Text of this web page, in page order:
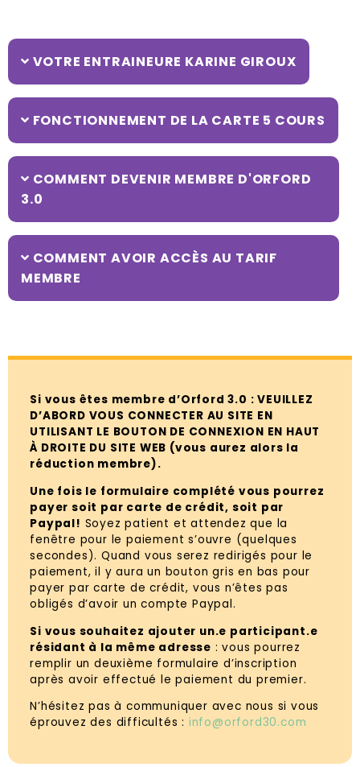
VOTRE ENTRAINEURE KARINE GIROUX
FONCTIONNEMENT DE LA CARTE 5 COURS
COMMENT DEVENIR MEMBRE D'ORFORD
3.0
COMMENT AVOIR ACCÈS AU TARIF
MEMBRE
Si vous êtes membre d’Orford 3.0 : VEUILLEZ
D’ABORD VOUS CONNECTER AU SITE EN
UTILISANT LE BOUTON DE CONNEXION EN HAUT
À DROITE DU SITE WEB (vous aurez alors la
réduction membre).
Une fois le formulaire complété vous pourrez
payer soit par carte de crédit, soit par
Paypal! Soyez patient et attendez que la
fenêtre pour le paiement s’ouvre (quelques
secondes). Quand vous serez redirigés pour le
paiement, il y aura un bouton gris en bas pour
payer par carte de crédit, vous n’êtes pas
obligés d’avoir un compte Paypal.
Si vous souhaitez ajouter un.e participant.e
résidant à la même adresse : vous pourrez
remplir un deuxième formulaire d’inscription
après avoir effectué le paiement du premier.
N’hésitez pas à communiquer avec nous si vous
éprouvez des difficultés : info@orford30.com